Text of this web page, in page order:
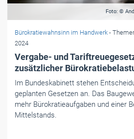
Foto: ©
Bürokratiewahnsinn im Handwerk -
2024
Vergabe- und
zusätzlicher
Im Bundeskabinett stehen
geplanten Gesetzen an. Das
mehr Bürokratieaufgaben und einer
Mittelstands.